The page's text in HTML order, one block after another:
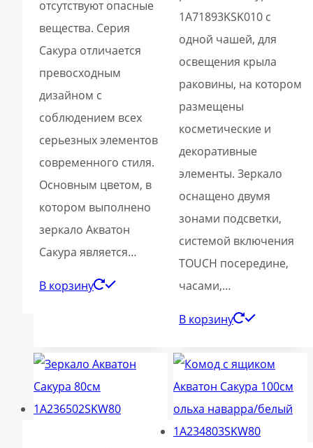
отсутствуют опасные
вещества. Серия
Сакура отличается
превосходным
дизайном с
соблюдением всех
серьезных элементов
современного стиля.
Основным цветом, в
котором выполнено
зеркало Акватон
Сакура является…
В корзину
1A71893KSK010 с
одной чашей, для
освещения крыла
раковины, на котором
размещены
косметические и
декоративные
элементы. Зеркало
оснащено двумя
зонами подсветки,
системой включения
TOUCH посередине,
часами,…
В корзину